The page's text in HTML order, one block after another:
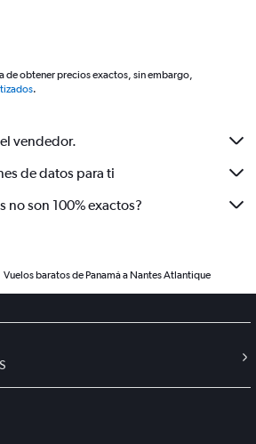
de obtener precios exactos, sin embargo,
.
vendedor.
de datos para ti
no son 100% exactos?
Vuelos baratos de Panamá a Nantes Atlantique